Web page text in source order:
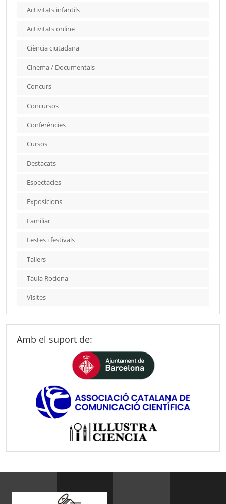
Activitats infantils
Activitats online
Ciència ciutadana
Cinema / Documentals
Concurs
Concursos
Conferències
Cursos
Destacats
Espectacles
Exposicions
Familiar
Festes i festivals
Tallers
Taula Rodona
Visites
Amb el suport de: